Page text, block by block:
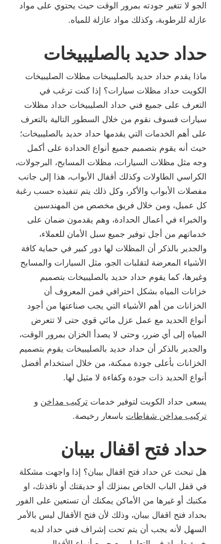
الجو لا تتغير جودته بمرور الوقت حيث يحتوي على مواد
عازلة للرطوبة، وكذلك مواد عازلة للمياه.
حداد حديد بالصليبيخات
ماذا يقدم حداد حديد بالصليبيخات مظلات الصليبيخات
الكويت حداد مظلات سيارات؟ إذا كنت ترغب في
التعرف على جميع فني حداد الصليبيخات حداد مظلات
سيارات فسوف نقوم من خلال السطور التالية بالتعرف
على أهم الخدمات التي يقدمها حداد حديد بالصليبيخات؛
حيث أنه يقوم بتصميم جميع أنواع الحدادة على أكمل
وجه مثل مظلات السيارات، مظلات المسابح، البرجولات،
الكراسي الطاولات وكذلك أقفال الأبواب، هذا إلى جانب
مفصلات الأبواب والأكر، وكل ذلك يتم تنفيذه حسب رغبة
كل عميل، ومن خلال فريق مخصص من المهندسين
والخبراء في أعمال الحدادة، وهم يقدمون ضمان على
خدماتهم من أجل توفير جميع سبل الأمان للعملاء،
والجدير بالذكر أن المظلات لها دور كبير في حماية كافة
الأشياء المعرضة لتقلبات الجو، مثل السيارات والمسابح
وغيرها، كما يقوم حداد حديد بالصليبيخات بتصميم
خزانات المياه بشكل احترافي فمن المعروف أن
الخزانات من أهم الأشياء التي يجب صناعتها من أجود
أنواع الحديد مع عمل عزل مائي قوي حتى لا تتعرض
المياه إلى أي ضرر، وحتى لا يصدأ الخزان بمرور الوقت،
والجدير بالذكر أن حداد حديد بالصليبيخات يقوم بتصميم
الخزانات بأعلى جودة ممكنة، من خلال استخدام أفضل
أنواع الحديد ذات جودة وكفاءة لا مثيل لها.
يسعى حداد الكويت لتوفير خدمات تركيب مداخن و
تركيب مداخن شفاطات باسعار رخيصة.
حداد فتح اقفال بيبان
هل تبحث عن حداد فتح اقفال بيبان؟ إذا واجهت مشكلة
في قفل الباب الخاص بمنزلك أو حديقتك أو نافذتك، او
مكتبك أو غيرها من الأماكن يمكنك أن تستعين على الفور
بحداد فتح اقفال بيبان، وذلك لأن فتح الأقفال ليس بالأمر
السهل لأنه يجب أن يتم تحت إشراف فني حداد لديه